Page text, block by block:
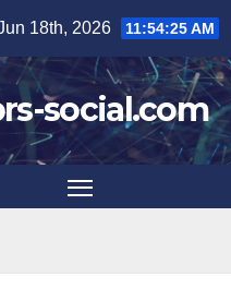
18th, 2026 11:54:26 AM
social.com